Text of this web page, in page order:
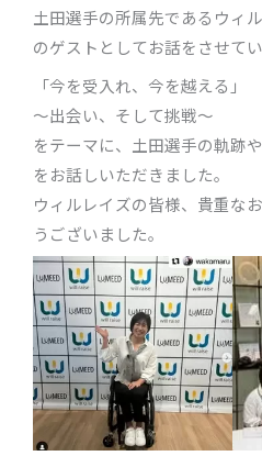
土田選手の所属先であるウィ
のゲストとしてお話をさせて
「今を受入れ、今を越える」
～出会い、そして挑戦～
をテーマに、土田選手の軌跡
をお話しいただきました。
ウィルレイズの皆様、貴重な
うございました。